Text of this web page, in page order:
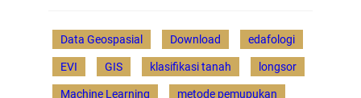
Data Geospasial Download edafologi
EVI GIS klasifikasi tanah longsor
Machine Learning metode pemupukan